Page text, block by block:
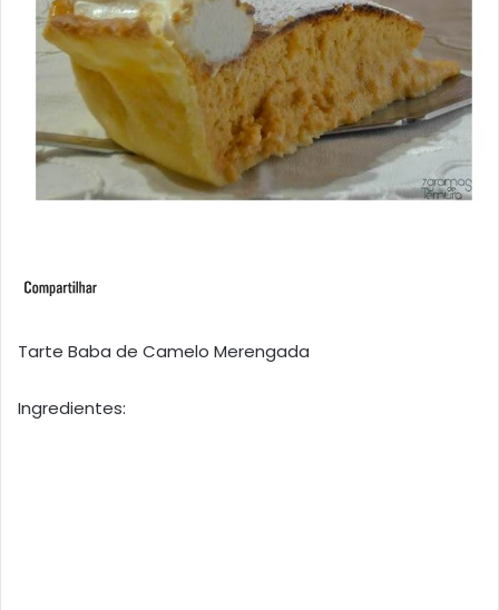
Tarte Baba de Camelo Merengada
Ingredientes: